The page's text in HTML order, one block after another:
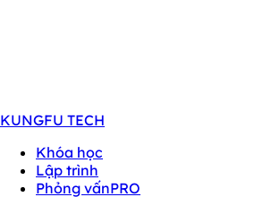
KUNGFU TECH
Khóa học
Lập trình
Phỏng vấnPRO